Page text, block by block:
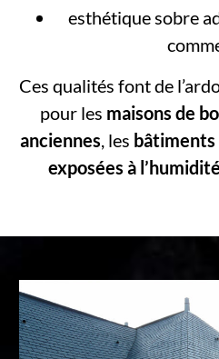
esthétique sobre
Ces qualités font de
pour les maisons de
anciennes , les
exposées à l’humidité